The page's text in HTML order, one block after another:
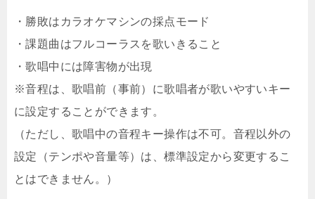
・勝敗はカラオケマシンの採点モード
・課題曲はフルコーラスを歌いきること
・歌唱中には障害物が出現
※音程は、歌唱前（事前）に歌唱者が歌いやすいキー
に設定することができます。
（ただし、歌唱中の音程キー操作は不可。音程以外の
設定（テンポや音量等）は、標準設定から変更するこ
とはできません。）